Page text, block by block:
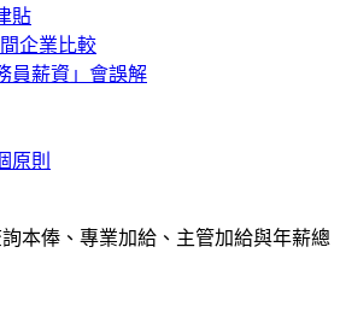
貼
企業比較
員薪資」會誤解
原則
本俸、專業加給、主管加給與年薪總